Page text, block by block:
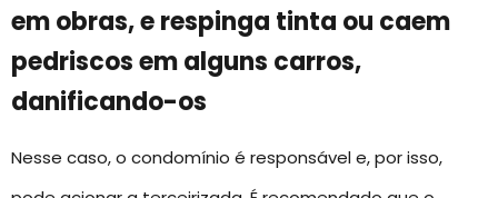
em obras, e respinga tinta ou caem
pedriscos em alguns carros,
danificando-os
Nesse caso, o condomínio é responsável e, por isso,